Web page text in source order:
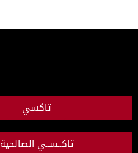
تاكسي
تاكــســي الصالحية